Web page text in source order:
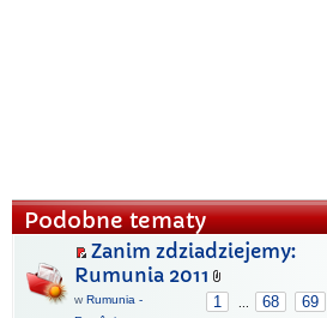
Podobne tematy
Zanim zdziadziejemy:
Rumunia 2011
1 ... 68 69
w Rumunia -